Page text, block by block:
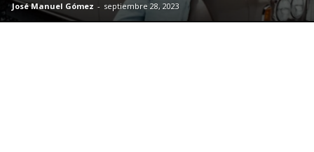
José Manuel Gómez - septiembre 28, 2023